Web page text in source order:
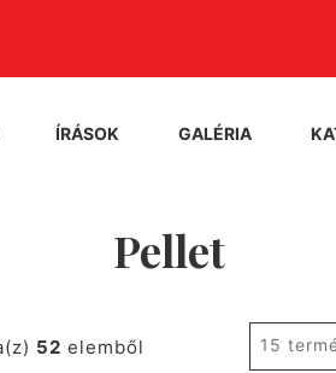
ÍRÁSOK GALÉRIA
Pellet
52 elemből 15